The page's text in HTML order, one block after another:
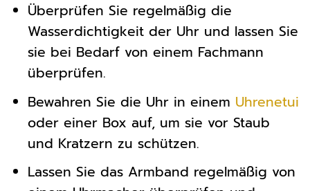
Überprüfen Sie regelmäßig die
Wasserdichtigkeit der Uhr und lassen Sie
sie bei Bedarf von einem Fachmann
überprüfen.
Bewahren Sie die Uhr in einem Uhrenetui
oder einer Box auf, um sie vor Staub
und Kratzern zu schützen.
Lassen Sie das Armband regelmäßig von